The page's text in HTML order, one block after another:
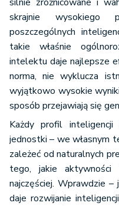
skrajnie wysokiego
poszczególnych
takie właśnie
intelektu daje najlepsze
norma, nie wyklucza
wyjątkowo wysokie
sposób przejawiają się
Każdy profil
jednostki – we własnym
zależeć od naturalnych
tego, jakie aktywności
najczęściej. Wprawdzie
daje rozwijanie